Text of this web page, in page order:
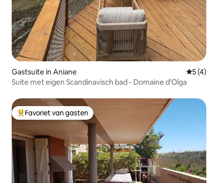
Gastsuite in Aniane
5 (4)
Suite met eigen Scandinavisch bad - Domaine d'Olga
Topfavoriet van gasten
Favoriet van gasten